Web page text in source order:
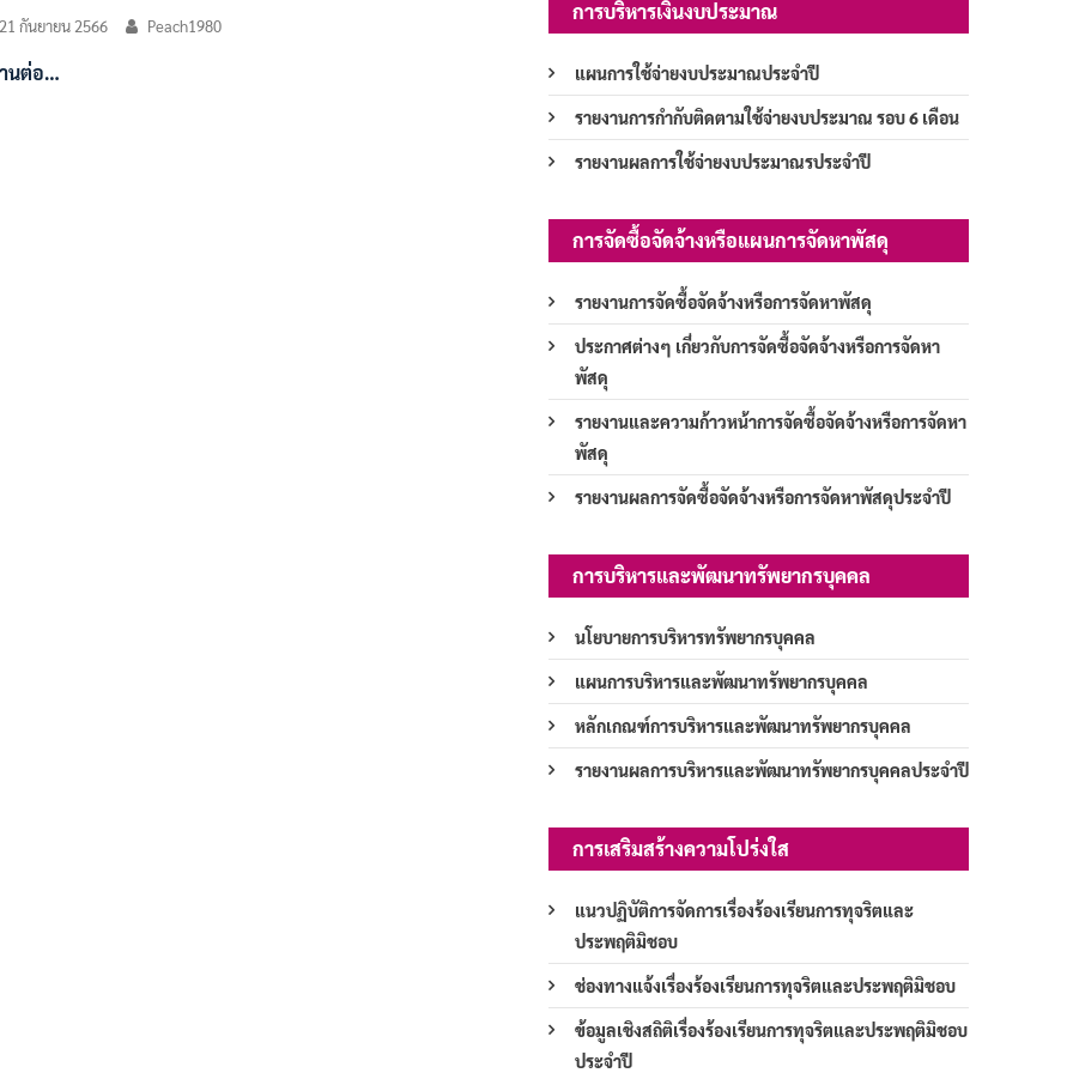
กันยายน 2566 Peach1980
นต่อ…
การบริหารเงินงบประมาณ
แผนการใช้จ่ายงบประมาณประจำปี
รายงานการกำกับติดตามใช้จ่ายงบประมาณ รอบ 6 เดือน
รายงานผลการใช้จ่ายงบประมาณรประจำปี
การจัดซื้อจัดจ้างหรือแผนการจัดหาพัสดุ
รายงานการจัดซื้อจัดจ้างหรือการจัดหาพัสดุ
ประกาศต่างๆ เกี่ยวกับการจัดซื้อจัดจ้างหรือการจัดหา
พัสดุ
รายงานและความก้าวหน้าการจัดซื้อจัดจ้างหรือการจัดหา
พัสดุ
รายงานผลการจัดซื้อจัดจ้างหรือการจัดหาพัสดุประจำปี
การบริหารและพัฒนาทรัพยากรบุคคล
นโยบายการบริหารทรัพยากรบุคคล
แผนการบริหารและพัฒนาทรัพยากรบุคคล
หลักเกณฑ์การบริหารและพัฒนาทรัพยากรบุคคล
รายงานผลการบริหารและพัฒนาทรัพยากรบุคคลประจำปี
การเสริมสร้างความโปร่งใส
แนวปฏิบัติการจัดการเรื่องร้องเรียนการทุจริตและ
ประพฤติมิชอบ
ช่องทางแจ้งเรื่องร้องเรียนการทุจริตและประพฤติมิชอบ
ข้อมูลเชิงสถิติเรื่องร้องเรียนการทุจริตและประพฤติมิชอบ
ประจำปี